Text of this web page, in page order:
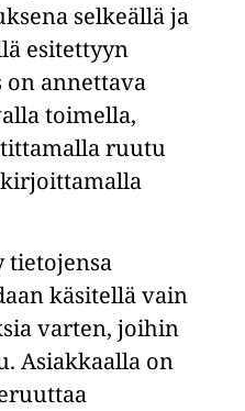
selkeällä ja
esitettyyn
on annettava
toimella,
ruutu
tietojensa
käsitellä vain
varten, joihin
Asiakkaalla on